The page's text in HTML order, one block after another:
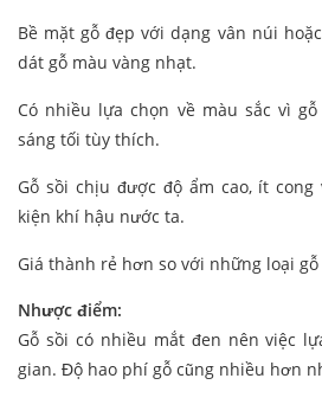
Bề mặt gỗ đẹp với dạng vân núi
dát gỗ màu vàng nhạt.
Có nhiều lựa chọn về màu sắc vì
sáng tối tùy thích.
Gỗ sồi chịu được độ ẩm cao, ít
kiện khí hậu nước ta.
Giá thành rẻ hơn so với những loại gỗ
Nhược điểm:
Gỗ sồi có nhiều mắt đen nên việc
gian. Độ hao phí gỗ cũng nhiều hơn